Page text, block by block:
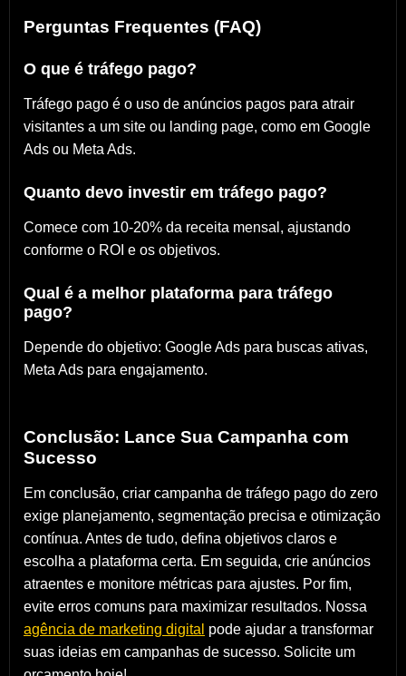
Perguntas Frequentes (FAQ)
O que é tráfego pago?
Tráfego pago é o uso de anúncios pagos para atrair
visitantes a um site ou landing page, como em Google
Ads ou Meta Ads.
Quanto devo investir em tráfego pago?
Comece com 10-20% da receita mensal, ajustando
conforme o ROI e os objetivos.
Qual é a melhor plataforma para tráfego
pago?
Depende do objetivo: Google Ads para buscas ativas,
Meta Ads para engajamento.
Conclusão: Lance Sua Campanha com
Sucesso
Em conclusão, criar campanha de tráfego pago do zero
exige planejamento, segmentação precisa e otimização
contínua. Antes de tudo, defina objetivos claros e
escolha a plataforma certa. Em seguida, crie anúncios
atraentes e monitore métricas para ajustes. Por fim,
evite erros comuns para maximizar resultados. Nossa
agência de marketing digital pode ajudar a transformar
suas ideias em campanhas de sucesso. Solicite um